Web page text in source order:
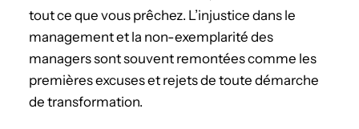
tout ce que vous prêchez. L’injustice dans le
management et la non-exemplarité des
managers sont souvent remontées comme les
premières excuses et rejets de toute démarche
de transformation.